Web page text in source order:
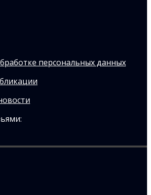
персональных данных